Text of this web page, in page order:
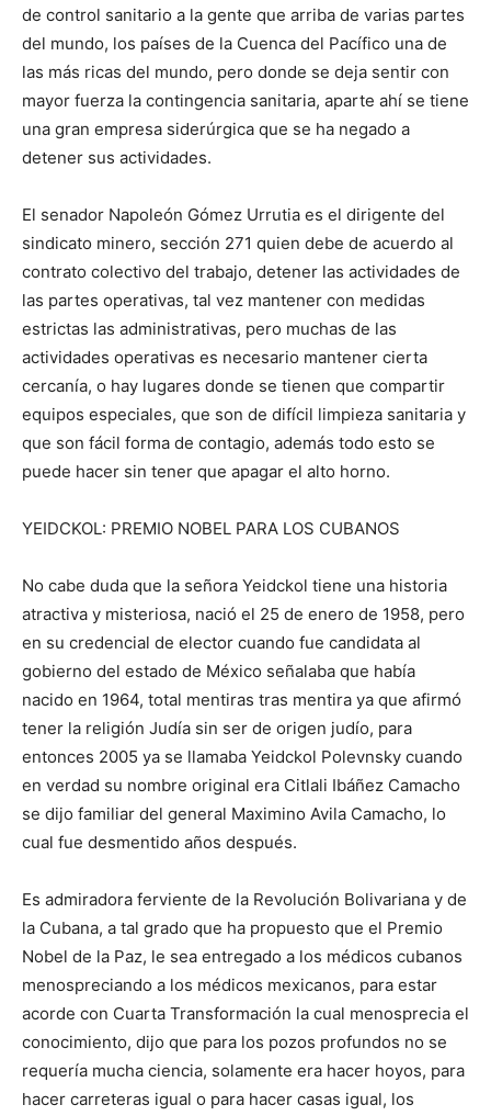
de control sanitario a la gente que arriba de varias partes
del mundo, los países de la Cuenca del Pacífico una de
las más ricas del mundo, pero donde se deja sentir con
mayor fuerza la contingencia sanitaria, aparte ahí se tiene
una gran empresa siderúrgica que se ha negado a
detener sus actividades.
El senador Napoleón Gómez Urrutia es el dirigente del
sindicato minero, sección 271 quien debe de acuerdo al
contrato colectivo del trabajo, detener las actividades de
las partes operativas, tal vez mantener con medidas
estrictas las administrativas, pero muchas de las
actividades operativas es necesario mantener cierta
cercanía, o hay lugares donde se tienen que compartir
equipos especiales, que son de difícil limpieza sanitaria y
que son fácil forma de contagio, además todo esto se
puede hacer sin tener que apagar el alto horno.
YEIDCKOL: PREMIO NOBEL PARA LOS CUBANOS
No cabe duda que la señora Yeidckol tiene una historia
atractiva y misteriosa, nació el 25 de enero de 1958, pero
en su credencial de elector cuando fue candidata al
gobierno del estado de México señalaba que había
nacido en 1964, total mentiras tras mentira ya que afirmó
tener la religión Judía sin ser de origen judío, para
entonces 2005 ya se llamaba Yeidckol Polevnsky cuando
en verdad su nombre original era Citlali Ibáñez Camacho
se dijo familiar del general Maximino Avila Camacho, lo
cual fue desmentido años después.
Es admiradora ferviente de la Revolución Bolivariana y de
la Cubana, a tal grado que ha propuesto que el Premio
Nobel de la Paz, le sea entregado a los médicos cubanos
menospreciando a los médicos mexicanos, para estar
acorde con Cuarta Transformación la cual menosprecia el
conocimiento, dijo que para los pozos profundos no se
requería mucha ciencia, solamente era hacer hoyos, para
hacer carreteras igual o para hacer casas igual, los